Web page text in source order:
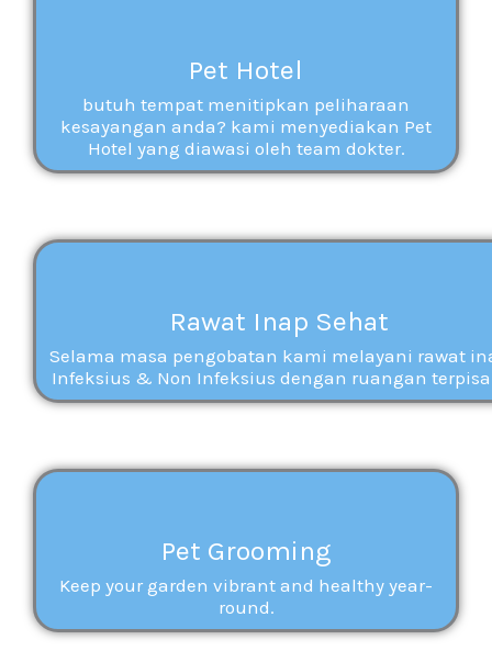
Pet Hotel
butuh tempat menitipkan peliharaan
kesayangan anda? kami menyediakan Pet
Hotel yang diawasi oleh team dokter.
Rawat Inap Sehat
Selama masa pengobatan kami melayani rawat
Infeksius & Non Infeksius dengan ruangan
Pet Grooming
Keep your garden vibrant and healthy year-
round.